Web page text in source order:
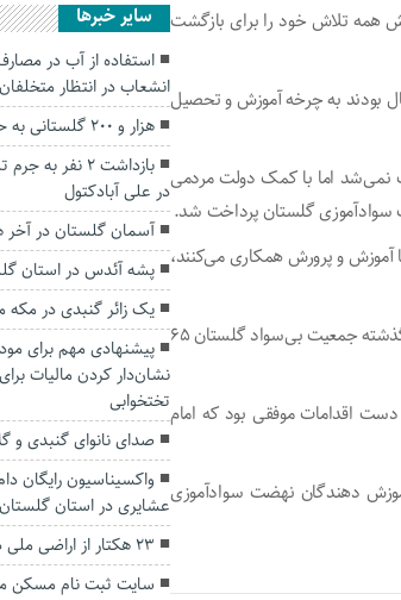
که آموزش و پرورش همه تلاش خود را برای بازگشت
۲۷۰ آموزش‌دهنده جدید نهضت سوادآموزی که از سال ۱۳۹۰ غیرفعال بودند به چرخه آموزش و تحصیل
پرداخت نمی‌شد اما با کمک دولت مردمی
آموزش و پرورش همکاری می‌کنند،
وی به حمایت دولت برای ریشه‌کنی بی‌سوادی در جامعه اشاره کرد و افزود: در سال‌های گذشته جمعیت بی‌سواد گلستان ۶۵
با هدف آموزش به گروه سنی ۶ تا ۴۹ سال از آن دست اقدامات موفقی بود که امام
اسلامی، حدود ۲۵ میلیون نفر توسط آموزش دهندگان نهضت سوادآموزی
سایر خبرها
استفاده از آب در
انشعاب در انتظار
هزار و ۲۰۰ گلستانی به حج عمره اعزام می‌شوند
بازداشت ۲
در علی آبادکتول
آسمان گلستان در آخر
پشه آئدس در استان
یک زائر گنبدی در
پیشنهادی مهم برای
تختخوابی
صدای نانوای گنبدی و
واکسیناسیون رایگان
عشایری در استان گلستان
۲۳ هکتار از اراضی ملی در مراوه تپه رفع تصرف شد.
سایت ثبت نام مسکن